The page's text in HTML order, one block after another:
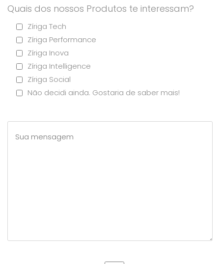
Quais dos nossos Produtos te interessam?
Zíriga Tech
Zíriga Performance
Zíriga Inova
Zíriga Intelligence
Zíriga Social
Não decidi ainda. Gostaria de saber mais!